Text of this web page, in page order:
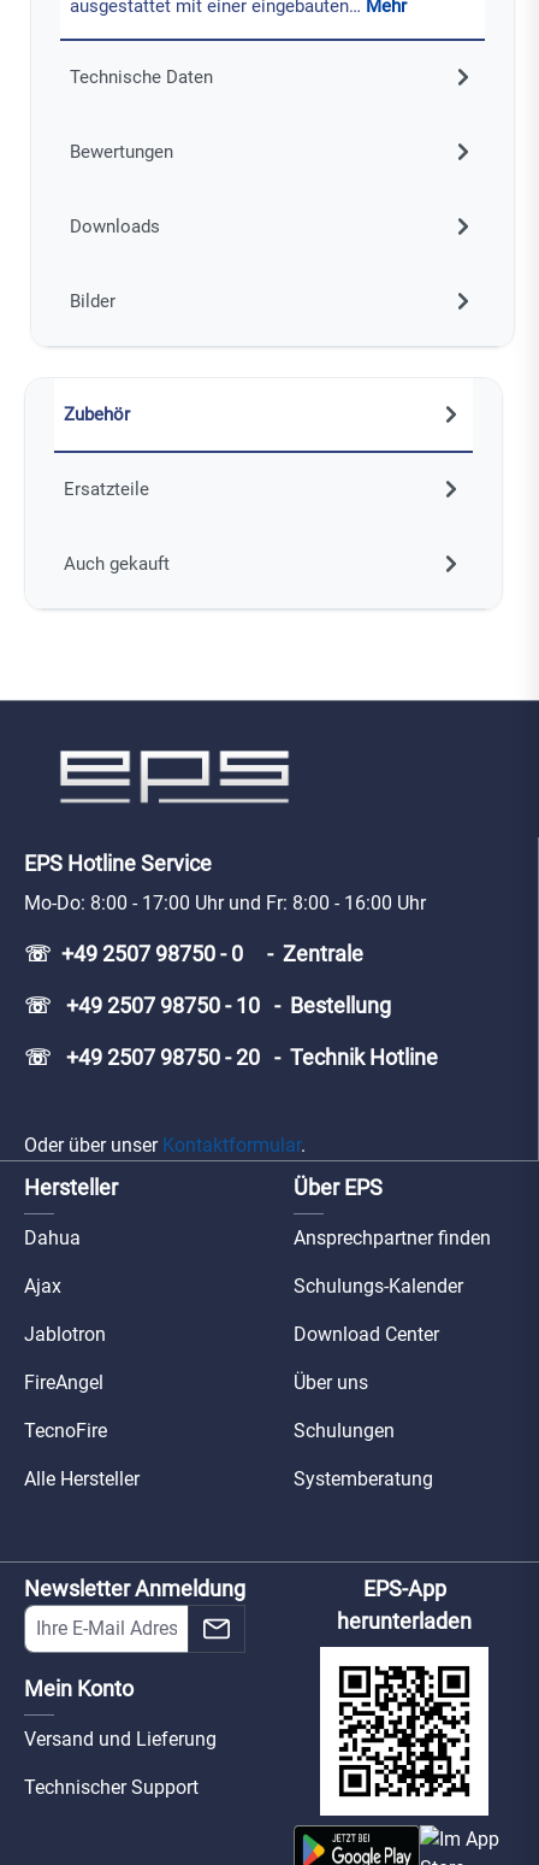
ausgestattet mit einer eingebauten… Mehr
Technische Daten
Bewertungen
Downloads
Bilder
Zubehör
Ersatzteile
Auch gekauft
EPS Hotline Service
Mo-Do: 8:00 - 17:00 Uhr und Fr: 8:00 - 16:00 Uhr
☏ +49 2507 98750 - 0 - Zentrale
☏ +49 2507 98750 - 10 - Bestellung
☏ +49 2507 98750 - 20 - Technik Hotline
Oder über unser Kontaktformular.
Hersteller
Dahua
Ajax
Jablotron
FireAngel
TecnoFire
Alle Hersteller
Über EPS
Ansprechpartner finden
Schulungs-Kalender
Download Center
Über uns
Schulungen
Systemberatung
Newsletter Anmeldung
Mein Konto
Versand und Lieferung
Technischer Support
EPS-App
herunterladen